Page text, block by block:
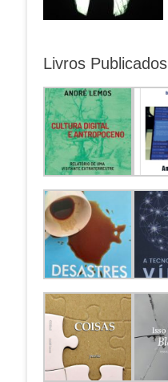
Livros Publicados